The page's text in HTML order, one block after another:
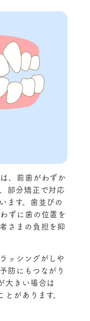
、前歯がわずか
部分矯正で対応
ます。歯並びの
ずに歯の位置を
さまの負担を抑
ッシングがしや
防にもつながり
大きい場合は
があります。